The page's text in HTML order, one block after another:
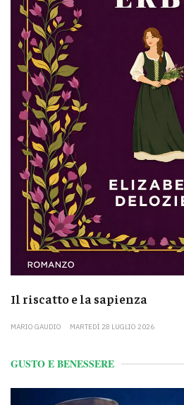
Il riscatto e la sapienza
MARIO GAUDIO MARTEDÌ 28 LUGLIO 2026
GUSTO E BENESSERE